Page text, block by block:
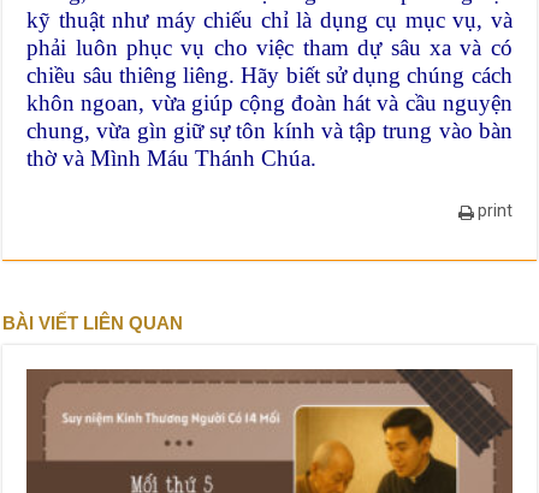
kỹ thuật như máy chiếu chỉ là dụng cụ mục vụ, và
phải luôn phục vụ cho việc tham dự sâu xa và có
chiều sâu thiêng liêng. Hãy biết sử dụng chúng cách
khôn ngoan, vừa giúp cộng đoàn hát và cầu nguyện
chung, vừa gìn giữ sự tôn kính và tập trung vào bàn
thờ và Mình Máu Thánh Chúa.
print
BÀI VIẾT LIÊN QUAN